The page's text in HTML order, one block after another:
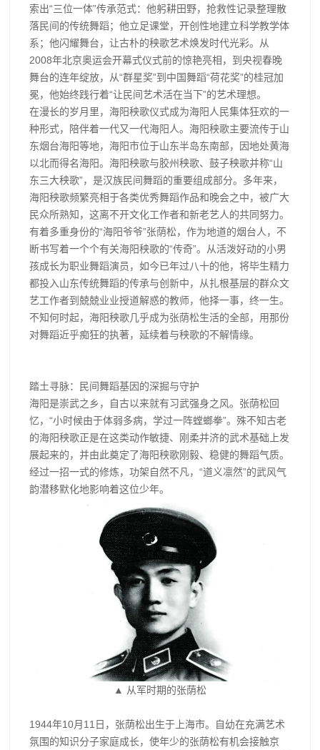
索出“三位一体”传承范式：他躬耕田野，抢救性记录整理散
落民间的传统舞蹈；他立足课堂，开创性地建立科学教学体
系；他闪耀舞台，让古朴的秧歌艺术焕发时代光彩。从
2008年北京奥运会开幕式仪式前的惊艳亮相，到央视春晚
舞台的连年绽放，从“群星奖”到中国舞蹈“荷花奖”的桂冠加
冕，他始终践行着“让民间艺术活在当下”的艺术理想。
在漫长的岁月里，海阳秧歌仪式成为海阳人民集体狂欢的一
种形式，陪伴着一代又一代海阳人。海阳秧歌主要流传于山
东烟台海阳等地，海阳市位于山东半岛东南部，因地处黄海
以北而得名海阳。海阳秧歌与胶州秧歌、鼓子秧歌并称“山
东三大秧歌”，是汉族民间舞蹈的重要组成部分。多年来，
海阳秧歌频繁亮相于各类优秀舞蹈作品和晚会之中，被广大
民众所熟知，这离不开文化工作者和新老艺人的共同努力。
有着多重身份的“海阳爷爷”张荫松，作为地道的烟台人，不
断书写着一个个有关海阳秧歌的“传奇”。从活泼好动的小男
孩成长为职业舞蹈演员，如今已年过八十的他，将毕生精力
都投入山东传统舞蹈的传承与创新中，从扎根基层的群众文
艺工作者到兢兢业业授道解惑的教师，他择一事，终一生。
不知何时起，海阳秧歌几乎成为张荫松生活的全部，用那份
对舞蹈近乎痴狂的执著，延续着与秧歌的不解情缘。
踏土寻脉：民间舞蹈基因的深掘与守护
海阳是崇武之乡，自古以来就有习武强身之风。张荫松回
忆，“小时候由于体弱多病，学过一阵螳螂拳”。殊不知古老
的海阳秧歌正是在这类动作敏捷、刚柔并济的武术基础上发
展起来的，并由此奠定了海阳秧歌刚毅、稳健的舞蹈气质。
经过一招一式的修炼，功架自然不凡，“道义凛然”的武风气
韵潜移默化地影响着这位少年。
▲ 从军时期的张荫松
1944年10月11日，张荫松出生于上海市。自幼在充满艺术
氛围的知识分子家庭成长，使年少的张荫松有机会接触京